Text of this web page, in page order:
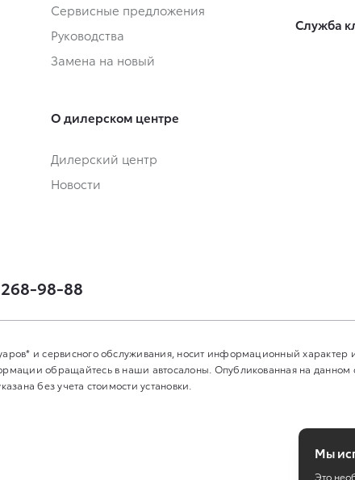
Сервисные предложения
Руководства
Замена на новый
О дилерском центре
Дилерский центр
Новости
Служба
98-88
и сервисного обслуживания, носит информационный характер
обращайтесь в наши автосалоны. Опубликованная на
без учета стоимости установки.
Мы
Это